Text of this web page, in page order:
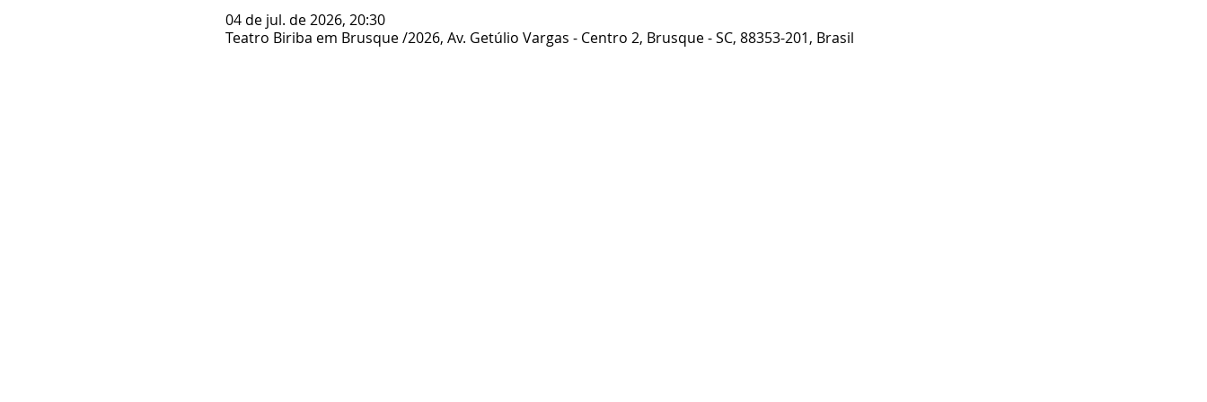
04 de jul. de 2026, 20:30
Teatro Biriba em Brusque /2026, Av. Getúlio Vargas - Centro 2, Brusque - SC, 88353-201, Brasil